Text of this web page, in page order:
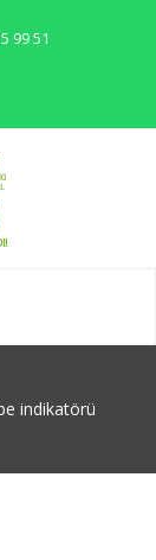
99 51
indikatörü